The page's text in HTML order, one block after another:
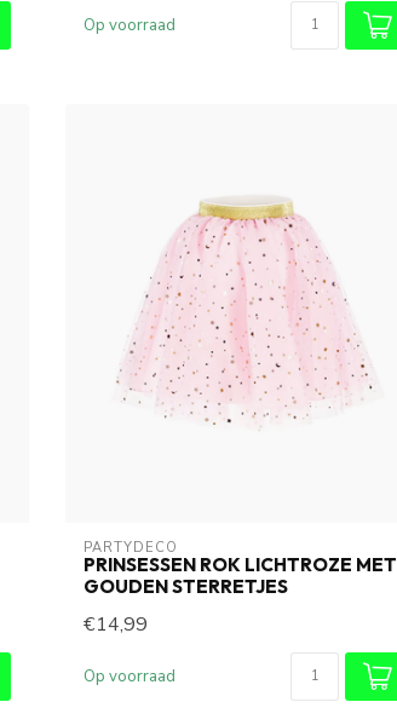
Op voorraad
PARTYDECO
PRINSESSEN ROK LICHTROZE MET
GOUDEN STERRETJES
€14,99
Op voorraad